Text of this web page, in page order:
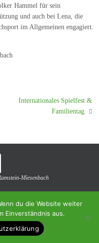
Hammel für sein
und auch bei Lena, die
im Allgemeinen engagiert.
Internationales Spielfest &
Familientag
Miesenbach
du die Website weiter
Einverständnis aus.